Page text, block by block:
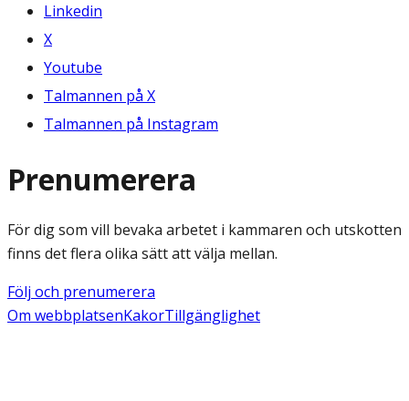
Linkedin
X
Youtube
Talmannen på X
Talmannen på Instagram
Prenumerera
För dig som vill bevaka arbetet i kammaren och utskotten
finns det flera olika sätt att välja mellan.
Följ och prenumerera
Om webbplatsenKakorTillgänglighet